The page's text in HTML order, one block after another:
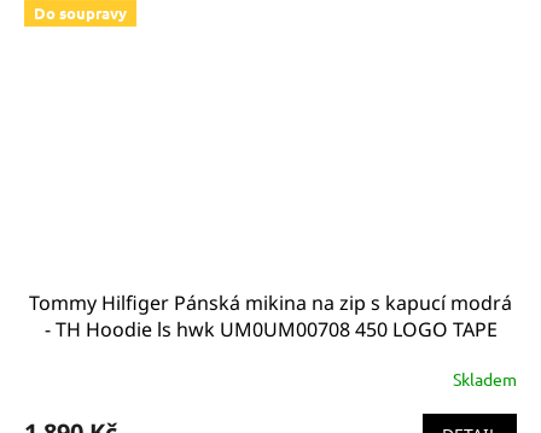
Do soupravy
Tommy Hilfiger Pánská mikina na zip s kapucí modrá
- TH Hoodie ls hwk UM0UM00708 450 LOGO TAPE
Skladem